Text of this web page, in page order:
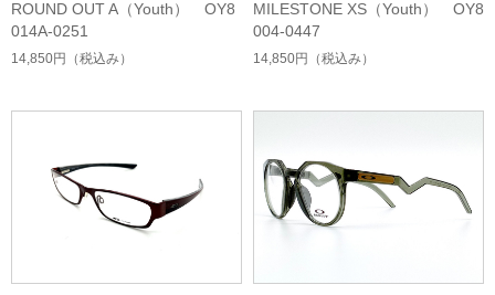
ROUND OUT A（Youth） OY8
014A-0251
14,850円 （税込み）
MILESTONE XS（Youth） OY8
004-0447
14,850円 （税込み）